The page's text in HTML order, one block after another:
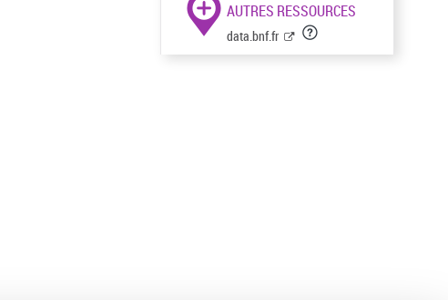
AUTRES RESSOURCES
data.bnf.fr